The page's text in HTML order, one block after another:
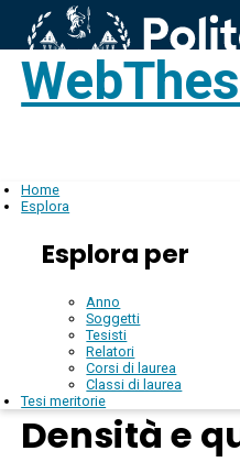
Home
Esplora
Esplora per
Anno
Soggetti
Tesisti
Relatori
Corsi di laurea
Classi di laurea
Tesi meritorie
Densità e